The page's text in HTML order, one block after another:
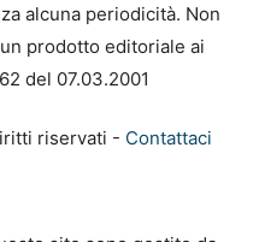
alcuna periodicità. Non
prodotto editoriale ai
del 07.03.2001
riservati - Contattaci